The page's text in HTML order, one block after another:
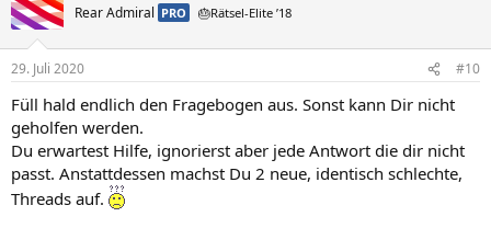
Rear Admiral PRO 🎂Rätsel-Elite ’18
29. Juli 2020 #10
Füll hald endlich den Fragebogen aus. Sonst kann Dir nicht
geholfen werden.
Du erwartest Hilfe, ignorierst aber jede Antwort die dir nicht
passt. Anstattdessen machst Du 2 neue, identisch schlechte,
Threads auf.